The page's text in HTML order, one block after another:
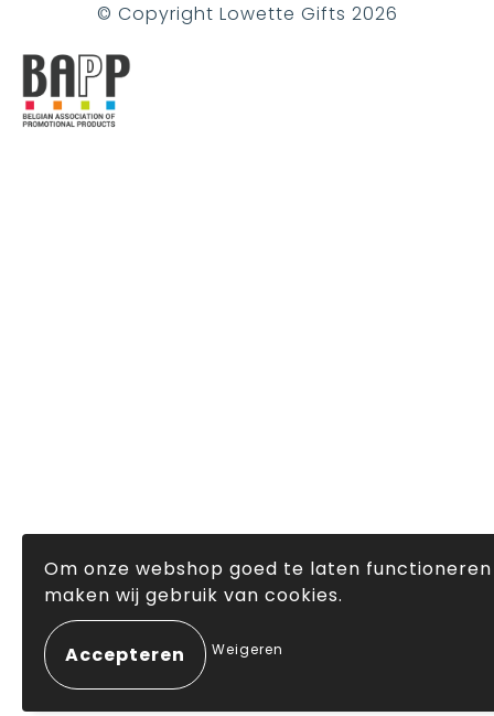
© Copyright Lowette Gifts 2026
Om onze webshop goed te laten functioneren
maken wij gebruik van cookies.
Weigeren